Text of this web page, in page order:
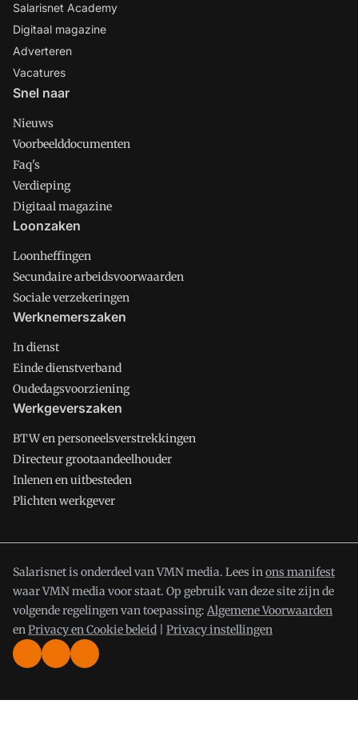
Salarisnet Academy
Digitaal magazine
Adverteren
Vacatures
Snel naar
Nieuws
Voorbeelddocumenten
Faq's
Verdieping
Digitaal magazine
Loonzaken
Loonheffingen
Secundaire arbeidsvoorwaarden
Sociale verzekeringen
Werknemerszaken
In dienst
Einde dienstverband
Oudedagsvoorziening
Werkgeverszaken
BTW en personeelsverstrekkingen
Directeur grootaandeelhouder
Inlenen en uitbesteden
Plichten werkgever
Salarisnet is onderdeel van VMN media. Lees inons manifest
waar VMN media voor staat. Op gebruik van deze site zijn de
volgende regelingen van toepassing: Algemene Voorwaarden
enPrivacy en Cookie beleid Privacy instellingen